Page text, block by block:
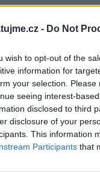
- Do Not
wish to opt-out of the
information for
your selection.
seeing interest-
disclosed to third
disclosure of your
This information
Participants that
MYSLÍM